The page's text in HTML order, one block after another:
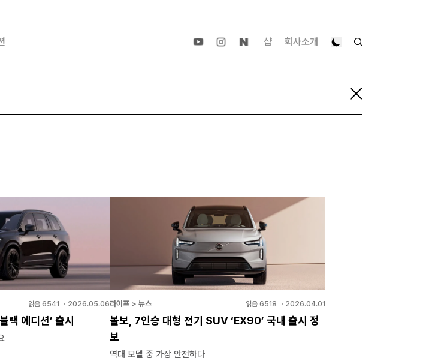
샵 회사소개
읽음 6541 ・ 2026.05.06
랙 에디션’ 출시
라이프 > 뉴스 읽음 6518 ・ 2026.04.01
볼보, 7인승 대형 전기 SUV ‘EX90’ 국내 출시 정
보
역대 모델 중 가장 안전하다